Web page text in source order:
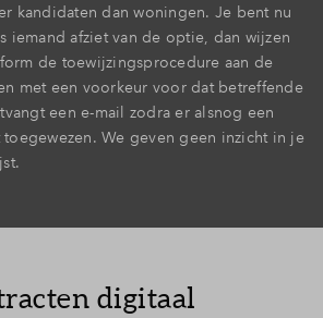
kandidaten dan woningen. Je bent nu
iemand afziet van de optie, dan wijzen
de toewijzingsprocedure aan de
met een voorkeur voor dat betreffende
een e-mail zodra er alsnog een
We geven geen inzicht in je
digitaal